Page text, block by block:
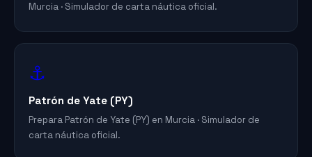
Murcia · Simulador de carta náutica oficial.
⚓
Patrón de Yate (PY)
Prepara Patrón de Yate (PY) en Murcia · Simulador de
carta náutica oficial.